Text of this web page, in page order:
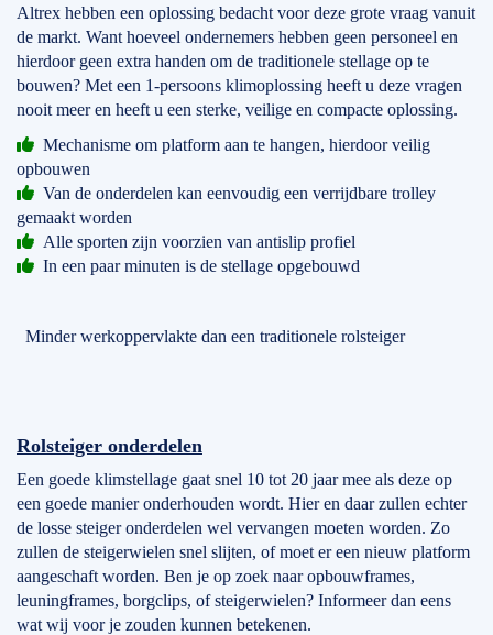
Altrex hebben een oplossing bedacht voor deze grote vraag vanuit
de markt. Want hoeveel ondernemers hebben geen personeel en
hierdoor geen extra handen om de traditionele stellage op te
bouwen? Met een 1-persoons klimoplossing heeft u deze vragen
nooit meer en heeft u een sterke, veilige en compacte oplossing.
Mechanisme om platform aan te hangen, hierdoor veilig
opbouwen
Van de onderdelen kan eenvoudig een verrijdbare trolley
gemaakt worden
Alle sporten zijn voorzien van antislip profiel
In een paar minuten is de stellage opgebouwd
Minder werkoppervlakte dan een traditionele rolsteiger
Rolsteiger onderdelen
Een goede klimstellage gaat snel 10 tot 20 jaar mee als deze op
een goede manier onderhouden wordt. Hier en daar zullen echter
de losse steiger onderdelen wel vervangen moeten worden. Zo
zullen de steigerwielen snel slijten, of moet er een nieuw platform
aangeschaft worden. Ben je op zoek naar opbouwframes,
leuningframes, borgclips, of steigerwielen? Informeer dan eens
wat wij voor je zouden kunnen betekenen.